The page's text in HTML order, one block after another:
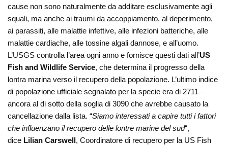
cause non sono naturalmente da additare esclusivamente agli
squali, ma anche ai traumi da accoppiamento, al deperimento,
ai parassiti, alle malattie infettive, alle infezioni batteriche, alle
malattie cardiache, alle tossine algali dannose, e all’uomo.
L’USGS controlla l’area ogni anno e fornisce questi dati all’US
Fish and Wildlife Service, che determina il progresso della
lontra marina verso il recupero della popolazione. L’ultimo indice
di popolazione ufficiale segnalato per la specie era di 2711 –
ancora al di sotto della soglia di 3090 che avrebbe causato la
cancellazione dalla lista. “Siamo interessati a capire tutti i fattori
che influenzano il recupero delle lontre marine del sud“,
dice Lilian Carswell, Coordinatore di recupero per la US Fish